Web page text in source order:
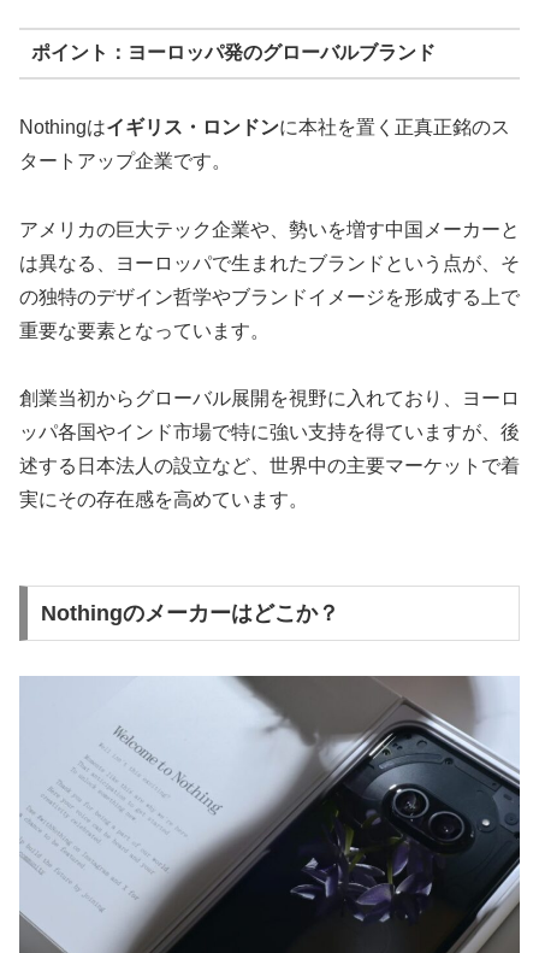
ポイント：ヨーロッパ発のグローバルブランド
Nothingはイギリス・ロンドンに本社を置く正真正銘のス
タートアップ企業です。
アメリカの巨大テック企業や、勢いを増す中国メーカーと
は異なる、ヨーロッパで生まれたブランドという点が、そ
の独特のデザイン哲学やブランドイメージを形成する上で
重要な要素となっています。
創業当初からグローバル展開を視野に入れており、ヨーロ
ッパ各国やインド市場で特に強い支持を得ていますが、後
述する日本法人の設立など、世界中の主要マーケットで着
実にその存在感を高めています。
Nothingのメーカーはどこか？